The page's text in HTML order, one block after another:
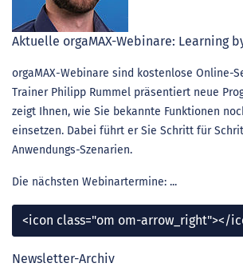
Aktuelle orgaMAX-Webinare: Learning
orgaMAX-Webinare sind kostenlose Online-
Trainer Philipp Rummel präsentiert neue
zeigt Ihnen, wie Sie bekannte Funktionen
einsetzen. Dabei führt er Sie Schritt für
Anwendungs-Szenarien.
Die nächsten Webinartermine: ...
<icon class="om om-arrow_right"></
Newsletter-Archiv